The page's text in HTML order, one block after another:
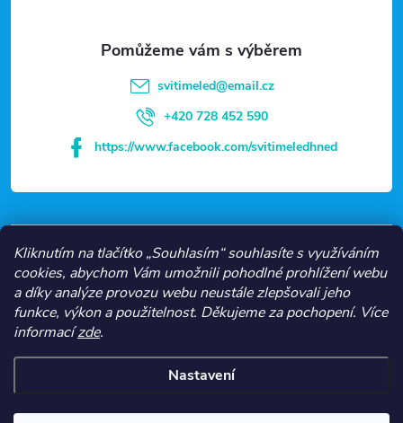
Kliknutím na tlačítko „Souhlasím“ souhlasíte s využíváním
cookies, abychom Vám umožnili pohodlné prohlížení webu
a díky analýze provozu webu neustále zlepšovali jeho
funkce, výkon a použitelnost. Děkujeme za pochopení. Více
informacízde.
Nastavení
VŠE O NÁKUPU
NEJČASTĚJŠÍ KATEGORIE
svitimeled@email.cz
+420 728 452 590
https://www.facebook.com/svitimeledhned
Copyright 2026Svítíme LED. Všechna práva vyhrazena.